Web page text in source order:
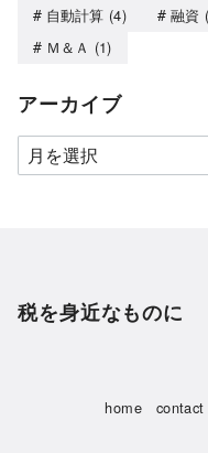
自動計算 (4) 融資
Ｍ＆Ａ (1)
アーカイブ
税を身近なものに
home contact